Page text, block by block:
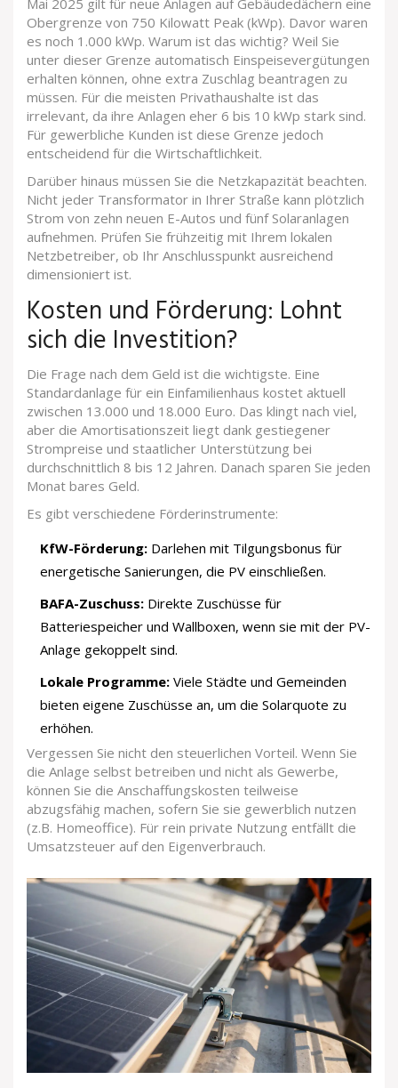
Mai 2025 gilt für neue Anlagen auf Gebäudedächern eine
Obergrenze von 750 Kilowatt Peak (kWp). Davor waren
es noch 1.000 kWp. Warum ist das wichtig? Weil Sie
unter dieser Grenze automatisch Einspeisevergütungen
erhalten können, ohne extra Zuschlag beantragen zu
müssen. Für die meisten Privathaushalte ist das
irrelevant, da ihre Anlagen eher 6 bis 10 kWp stark sind.
Für gewerbliche Kunden ist diese Grenze jedoch
entscheidend für die Wirtschaftlichkeit.
Darüber hinaus müssen Sie die Netzkapazität beachten.
Nicht jeder Transformator in Ihrer Straße kann plötzlich
Strom von zehn neuen E-Autos und fünf Solaranlagen
aufnehmen. Prüfen Sie frühzeitig mit Ihrem lokalen
Netzbetreiber, ob Ihr Anschlusspunkt ausreichend
dimensioniert ist.
Kosten und Förderung: Lohnt
sich die Investition?
Die Frage nach dem Geld ist die wichtigste. Eine
Standardanlage für ein Einfamilienhaus kostet aktuell
zwischen 13.000 und 18.000 Euro. Das klingt nach viel,
aber die Amortisationszeit liegt dank gestiegener
Strompreise und staatlicher Unterstützung bei
durchschnittlich 8 bis 12 Jahren. Danach sparen Sie jeden
Monat bares Geld.
Es gibt verschiedene Förderinstrumente:
KfW-Förderung: Darlehen mit Tilgungsbonus für
energetische Sanierungen, die PV einschließen.
BAFA-Zuschuss: Direkte Zuschüsse für
Batteriespeicher und Wallboxen, wenn sie mit der PV-
Anlage gekoppelt sind.
Lokale Programme: Viele Städte und Gemeinden
bieten eigene Zuschüsse an, um die Solarquote zu
erhöhen.
Vergessen Sie nicht den steuerlichen Vorteil. Wenn Sie
die Anlage selbst betreiben und nicht als Gewerbe,
können Sie die Anschaffungskosten teilweise
abzugsfähig machen, sofern Sie sie gewerblich nutzen
(z.B. Homeoffice). Für rein private Nutzung entfällt die
Umsatzsteuer auf den Eigenverbrauch.